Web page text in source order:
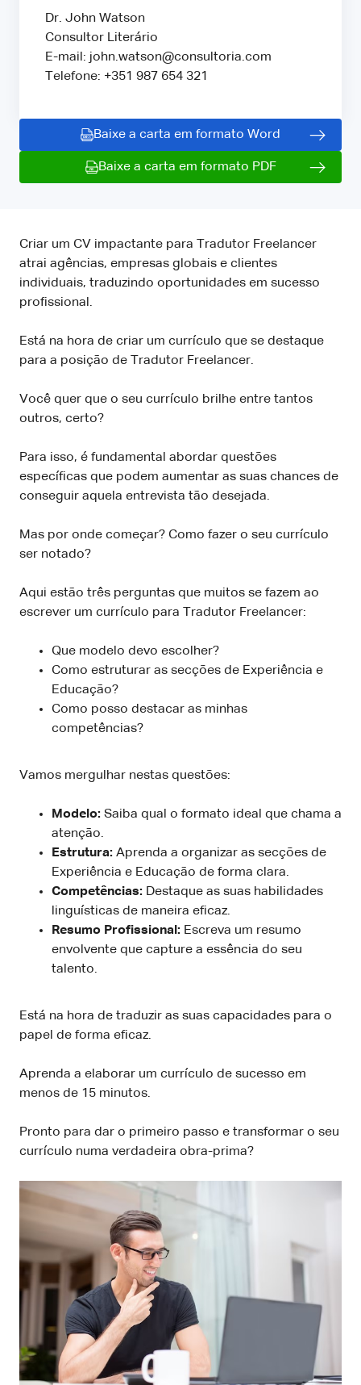
Dr. John Watson
Consultor Literário
E-mail: john.watson@consultoria.com
Telefone: +351 987 654 321
Baixe a carta em formato Word
Baixe a carta em formato PDF
Criar um CV impactante para Tradutor Freelancer
atrai agências, empresas globais e clientes
individuais, traduzindo oportunidades em sucesso
profissional.
Está na hora de criar um currículo que se destaque
para a posição de Tradutor Freelancer.
Você quer que o seu currículo brilhe entre tantos
outros, certo?
Para isso, é fundamental abordar questões
específicas que podem aumentar as suas chances de
conseguir aquela entrevista tão desejada.
Mas por onde começar? Como fazer o seu currículo
ser notado?
Aqui estão três perguntas que muitos se fazem ao
escrever um currículo para Tradutor Freelancer:
Que modelo devo escolher?
Como estruturar as secções de Experiência e
Educação?
Como posso destacar as minhas
competências?
Vamos mergulhar nestas questões:
Modelo: Saiba qual o formato ideal que chama a
atenção.
Estrutura: Aprenda a organizar as secções de
Experiência e Educação de forma clara.
Competências: Destaque as suas habilidades
linguísticas de maneira eficaz.
Resumo Profissional: Escreva um resumo
envolvente que capture a essência do seu
talento.
Está na hora de traduzir as suas capacidades para o
papel de forma eficaz.
Aprenda a elaborar um currículo de sucesso em
menos de 15 minutos.
Pronto para dar o primeiro passo e transformar o seu
currículo numa verdadeira obra-prima?